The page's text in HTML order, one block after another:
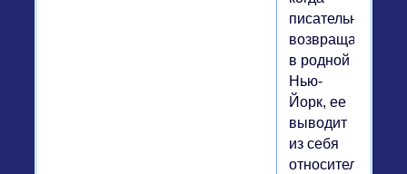
писательница
возвращается
в родной
Нью-
Йорк, ее
выводит
из себя
относительно